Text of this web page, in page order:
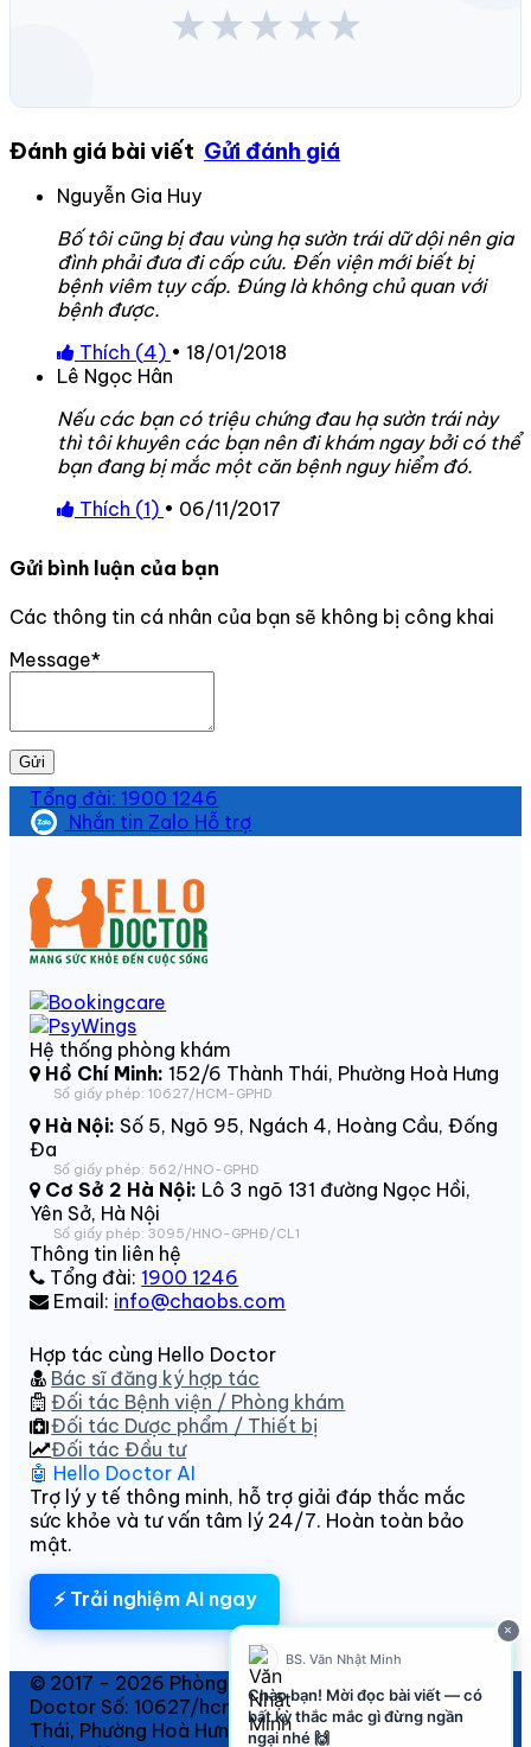
★★★★★
Đánh giá bài viết Gửi đánh giá
Nguyễn Gia Huy
Bố tôi cũng bị đau vùng hạ sườn trái dữ dội nên gia
đình phải đưa đi cấp cứu. Đến viện mới biết bị
bệnh viêm tụy cấp. Đúng là không chủ quan với
bệnh được.
Thích (4) • 18/01/2018
Lê Ngọc Hân
Nếu các bạn có triệu chứng đau hạ sườn trái này
thì tôi khuyên các bạn nên đi khám ngay bởi có thể
bạn đang bị mắc một căn bệnh nguy hiểm đó.
Thích (1) • 06/11/2017
Gửi bình luận của bạn
Các thông tin cá nhân của bạn sẽ không bị công khai
Message*
Gửi
×
BS. Văn Nhật Minh
Chào bạn! Mời đọc bài viết — có
bất kỳ thắc mắc gì đừng ngần
ngại nhé 🙌
Tổng đài: 1900 1246
Nhắn tin Zalo Hỗ trợ
Hệ thống phòng khám
Hồ Chí Minh: 152/6 Thành Thái, Phường Hoà Hưng
Số giấy phép: 10627/HCM-GPHD
Hà Nội: Số 5, Ngõ 95, Ngách 4, Hoàng Cầu, Đống
Đa
Số giấy phép: 562/HNO-GPHD
Cơ Sở 2 Hà Nội: Lô 3 ngõ 131 đường Ngọc Hồi,
Yên Sở, Hà Nội
Số giấy phép: 3095/HNO-GPHĐ/CL1
Thông tin liên hệ
Tổng đài:1900 1246
Email: info@chaobs.com
Hợp tác cùng Hello Doctor
Bác sĩ đăng ký hợp tác
Đối tác Bệnh viện / Phòng khám
Đối tác Dược phẩm / Thiết bị
Đối tác Đầu tư
🤖 Hello Doctor AI
Trợ lý y tế thông minh, hỗ trợ giải đáp thắc mắc
sức khỏe và tư vấn tâm lý 24/7. Hoàn toàn bảo
mật.
⚡ Trải nghiệm AI ngay
© 2017 - 2026 Phòng khám SKTT thuộc Hello
Doctor Số: 10627/hcm-gphd Địa chỉ: 152/6 Thành
Thái, Phường Hoà Hưng. Phạm vi hoạt động chuyên